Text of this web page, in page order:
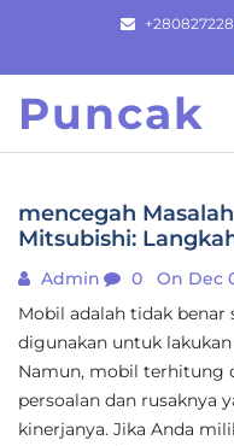
content
Puncak
mencegah
Mitsubishi:
Admin 0
On Dec
Mobil adalah tidak benar
digunakan untuk
Namun, mobil terhitung
persoalan dan rusaknya
kinerjanya. Jika Anda